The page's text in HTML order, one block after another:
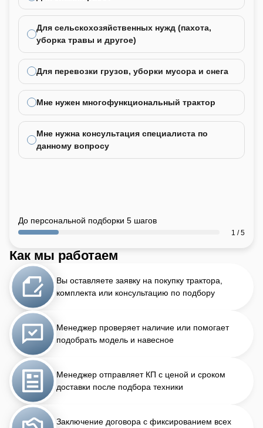
Для сельскохозяйственных нужд (пахота,
уборка травы и другое)
Для перевозки грузов, уборки мусора и снега
Мне нужен многофункциональный трактор
Мне нужна консультация специалиста по
данному вопросу
До персональной подборки 5 шагов
1 / 5
Как мы работаем
Вы оставляете заявку на покупку трактора,
комплекта или консультацию по подбору
Менеджер проверяет наличие или помогает
подобрать модель и навесное
Менеджер отправляет КП с ценой и сроком
доставки после подбора техники
Заключение договора с фиксированием всех